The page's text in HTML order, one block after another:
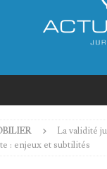
La validité
: enjeux et subtilités